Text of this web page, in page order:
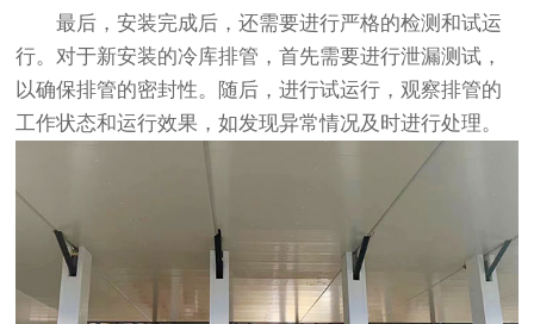
最后，安装完成后，还需要进行严格的检测和试运
行。对于新安装的冷库排管，首先需要进行泄漏测试，
以确保排管的密封性。随后，进行试运行，观察排管的
工作状态和运行效果，如发现异常情况及时进行处理。